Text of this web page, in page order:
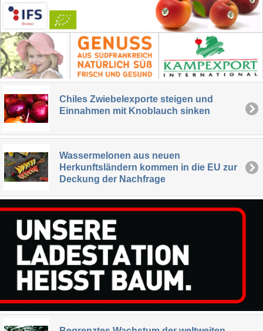
Chiles Zwiebelexporte steigen und
Einnahmen mit Knoblauch sinken
Wassermelonen aus neuen
Herkunftsländern kommen in die EU zur
Deckung der Nachfrage